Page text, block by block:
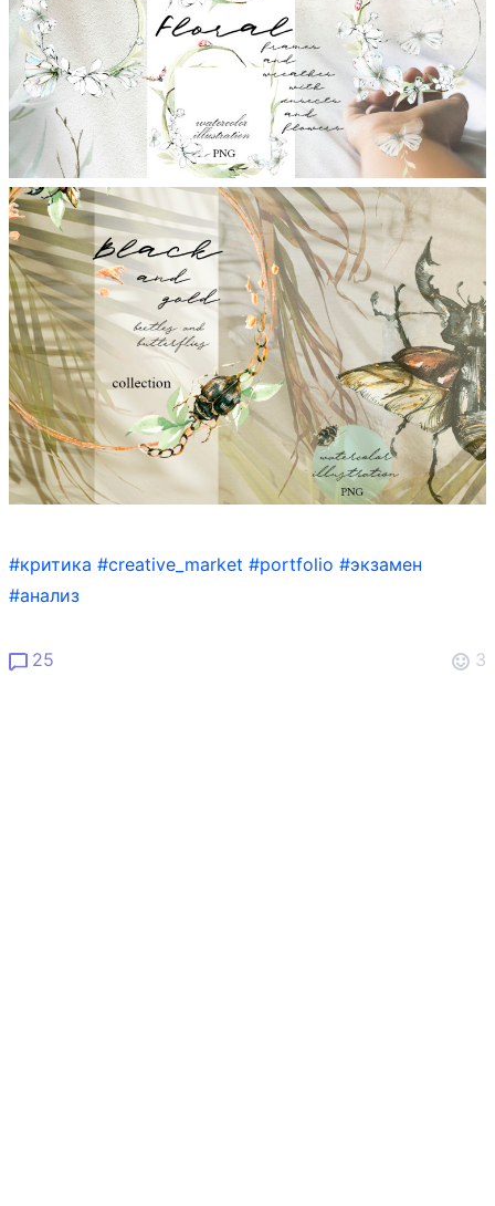
#критика #creative_market #portfolio #экзамен
#анализ
25 3